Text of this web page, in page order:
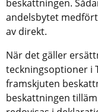
beskattningen.
andelsbytet
av direkt.
När det gäller
teckningsoptioner i
framskjuten
beskattningen